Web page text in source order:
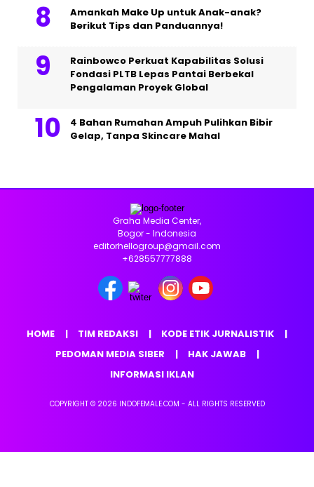
Amankah Make Up untuk Anak-anak?
Berikut Tips dan Panduannya!
Rainbowco Perkuat Kapabilitas Solusi
Fondasi PLTB Lepas Pantai Berbekal
Pengalaman Proyek Global
4 Bahan Rumahan Ampuh Pulihkan Bibir
Gelap, Tanpa Skincare Mahal
Graha Media Center,
Bogor - Indonesia
editorhellogroup@gmail.com
+628557777888
HOME TIM REDAKSI
KODE ETIK JURNALISTIK
PEDOMAN MEDIA SIBER
HAK JAWAB
INFORMASI IKLAN
COPYRIGHT © 2026 INDOFEMALE.COM - ALL RIGHTS RESERVED